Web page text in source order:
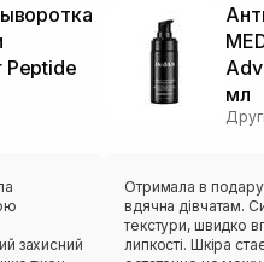
Peptide
захисний
мл
Отримала в
вдячна дівчатам.
текстури, швидко
липкості. Шкіра стає мʼякою та пружною.